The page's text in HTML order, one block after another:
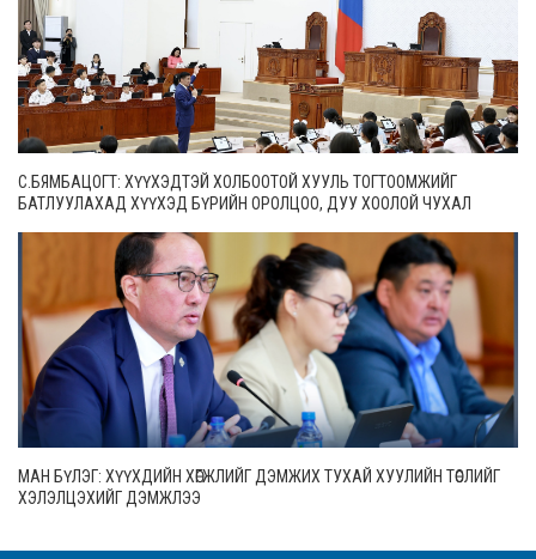
С.БЯМБАЦОГТ: ХҮҮХЭДТЭЙ ХОЛБООТОЙ ХУУЛЬ ТОГТООМЖИЙГ
БАТЛУУЛАХАД ХҮҮХЭД БҮРИЙН ОРОЛЦОО, ДУУ ХООЛОЙ ЧУХАЛ
МАН БҮЛЭГ: ХҮҮХДИЙН ХӨГЖЛИЙГ ДЭМЖИХ ТУХАЙ ХУУЛИЙН ТӨСЛИЙГ
ХЭЛЭЛЦЭХИЙГ ДЭМЖЛЭЭ